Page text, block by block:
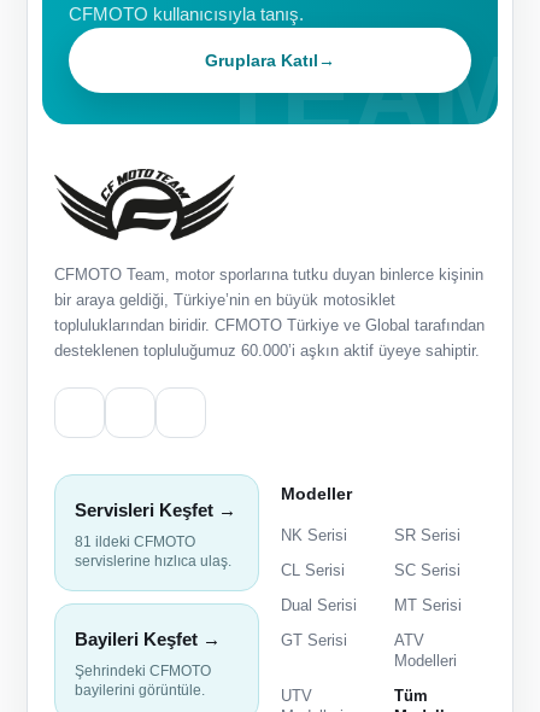
CFMOTO kullanıcısıyla tanış.
Gruplara Katıl→
CFMOTO Team, motor sporlarına tutku duyan binlerce kişinin
bir araya geldiği, Türkiye’nin en büyük motosiklet
topluluklarından biridir. CFMOTO Türkiye ve Global tarafından
desteklenen topluluğumuz 60.000’i aşkın aktif üyeye sahiptir.
Servisleri Keşfet →
81 ildeki CFMOTO
servislerine hızlıca ulaş.
Bayileri Keşfet →
Şehrindeki CFMOTO
bayilerini görüntüle.
Modeller
NK Serisi
SR Serisi
CL Serisi
SC Serisi
Dual Serisi
MT Serisi
GT Serisi
ATV
Modelleri
UTV
Tüm